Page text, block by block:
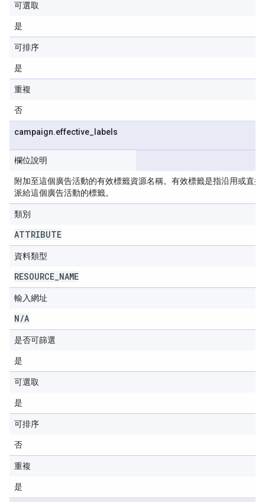
可選取
是
可排序
是
重複
否
campaign.effective labels
欄位說明
附加至這個廣告活動的有效標籤資源名稱。有效標籤是指沿用或直接
派給這個廣告活動的標籤。
類別
ATTRIBUTE
資料類型
RESOURCE NAME
輸入網址
N/A
是否可篩選
是
可選取
是
可排序
否
重複
是